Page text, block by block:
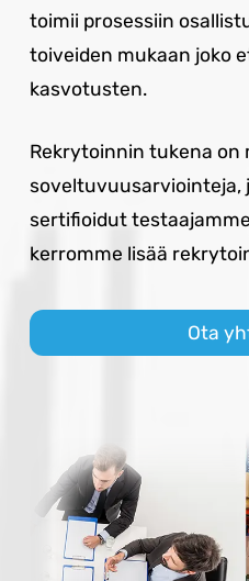
toimii prosessiin
toiveiden mukaan joko
kasvotusten.
Rekrytoinnin tukena on
soveltuvuusarviointeja,
sertifioidut
kerromme lisää
Ota